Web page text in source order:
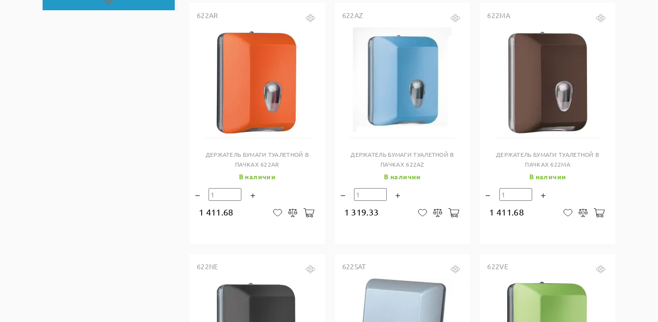
622AR
ДЕРЖАТЕЛЬ БУМАГИ ТУАЛЕТНОЙ В
ПАЧКАХ 622AR
В наличии
1 411.68 В закладки
СравнитьВ корзину
622AZ
Купить в один клик
ДЕРЖАТЕЛЬ БУМАГИ ТУАЛЕТНОЙ В
ПАЧКАХ 622AZ
В наличии
1 319.33 В закладки
СравнитьВ корзину
622MA
ДЕРЖАТЕЛЬ БУМАГИ ТУАЛЕТНОЙ В
ПАЧКАХ 622MA
В наличии
1 411.68 В закладки
Сравнить
622NE 622SAT 622VE